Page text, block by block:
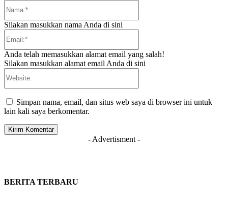
Silakan masukkan nama Anda di sini
Anda telah memasukkan alamat email yang salah!
Silakan masukkan alamat email Anda di sini
Simpan nama, email, dan situs web saya di browser ini untuk
lain kali saya berkomentar.
- Advertisment -
BERITA TERBARU